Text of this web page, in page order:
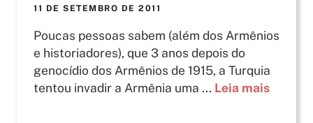
11 DE SETEMBRO DE 2011
Poucas pessoas sabem (além dos Armênios
e historiadores), que 3 anos depois do
genocídio dos Armênios de 1915, a Turquia
tentou invadir a Armênia uma ... Leia mais